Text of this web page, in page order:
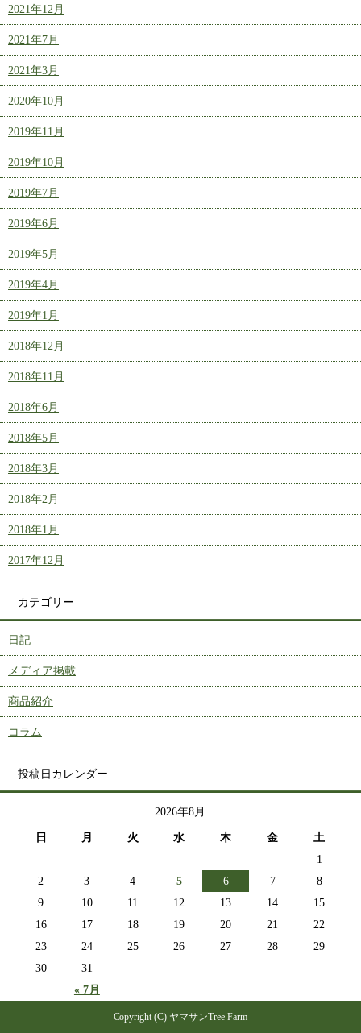
2021年12月
2021年7月
2021年3月
2020年10月
2019年11月
2019年10月
2019年7月
2019年6月
2019年5月
2019年4月
2019年1月
2018年12月
2018年11月
2018年6月
2018年5月
2018年3月
2018年2月
2018年1月
2017年12月
カテゴリー
日記
メディア掲載
商品紹介
コラム
投稿日カレンダー
2026年8月
日 月 火 水 木 金 土
« 7月
1
2
3 4 5 6 7
8
9
10 11 12 13 14
15
16
17 18 19 20 21
22
23
24 25 26 27 28
29
30
31
Copyright (C) ヤマサンTree Farm